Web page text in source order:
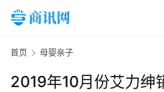
首页 母婴亲子
2019年10月份艾力绅